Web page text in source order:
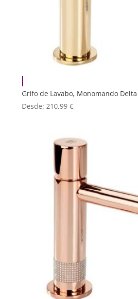
Grifo de Lavabo, Monomando Delta
Desde: 210,99 €